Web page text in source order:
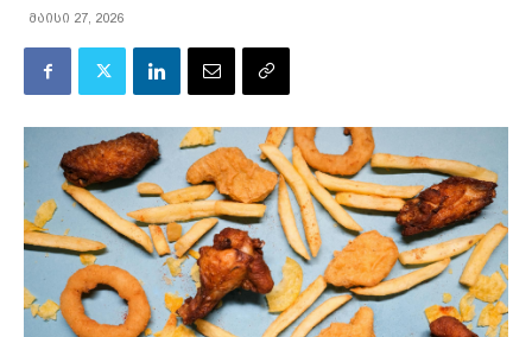
მაისი 27, 2026